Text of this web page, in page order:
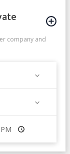
company and